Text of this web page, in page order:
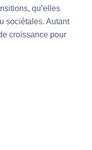
qu’elles
sociétales. Autant
croissance pour